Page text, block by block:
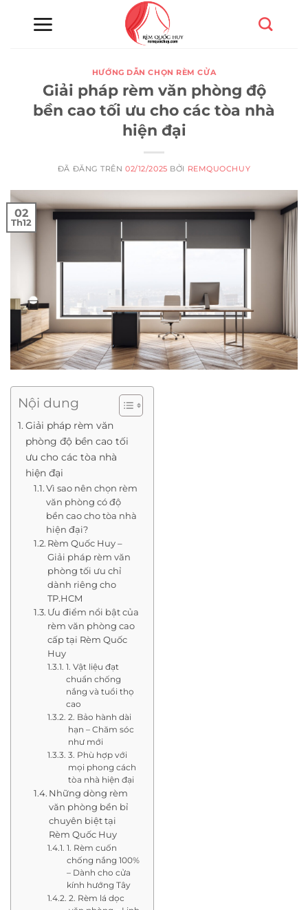
HƯỚNG DẪN CHỌN RÈM CỬA
Giải pháp rèm văn phòng độ
bền cao tối ưu cho các tòa nhà
hiện đại
ĐÃ ĐĂNG TRÊN02/12/2025 BỞI REMQUOCHUY
02
Th12
Nội dung
Giải pháp rèm văn
phòng độ bền cao tối
ưu cho các tòa nhà
hiện đại
Vì sao nên chọn rèm
văn phòng có độ
bền cao cho tòa nhà
hiện đại?
Rèm Quốc Huy –
Giải pháp rèm văn
phòng tối ưu chỉ
dành riêng cho
TP.HCM
Ưu điểm nổi bật của
rèm văn phòng cao
cấp tại Rèm Quốc
Huy
1. Vật liệu đạt
chuẩn chống
nắng và tuổi thọ
cao
2. Bảo hành dài
hạn – Chăm sóc
như mới
3. Phù hợp với
mọi phong cách
tòa nhà hiện đại
Những dòng rèm
văn phòng bền bỉ
chuyên biệt tại
Rèm Quốc Huy
1. Rèm cuốn
chống nắng 100%
– Dành cho cửa
kính hướng Tây
2. Rèm lá dọc